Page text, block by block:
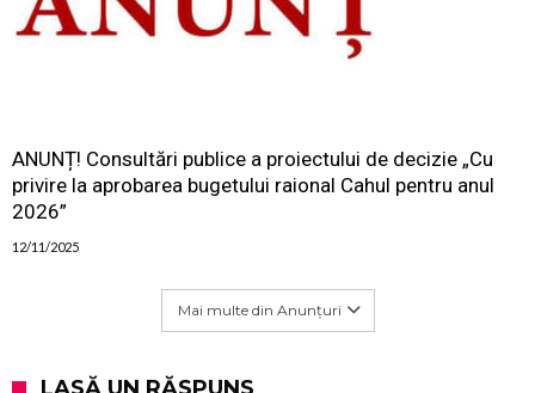
ANUNȚ! Consultări publice a proiectului de decizie „Cu
privire la aprobarea bugetului raional Cahul pentru anul
2026”
12/11/2025
Mai multe din Anunțuri